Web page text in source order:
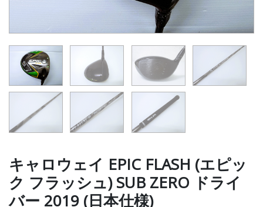
キャロウェイ EPIC FLASH (エピッ
ク フラッシュ) SUB ZERO ドライ
バー 2019 (日本仕様)